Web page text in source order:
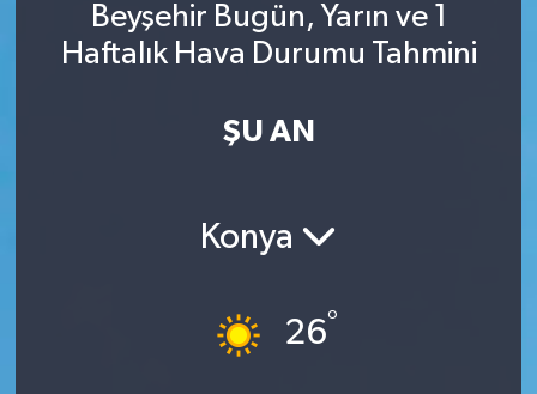
Beyşehir Bugün, Yarın ve 1
Haftalık Hava Durumu Tahmini
ŞU AN
Konya
26°
Teknoloji
Tüm Manşetler